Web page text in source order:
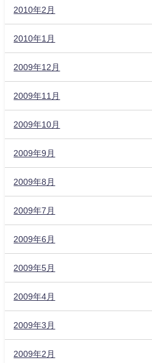
2010年2月
2010年1月
2009年12月
2009年11月
2009年10月
2009年9月
2009年8月
2009年7月
2009年6月
2009年5月
2009年4月
2009年3月
2009年2月